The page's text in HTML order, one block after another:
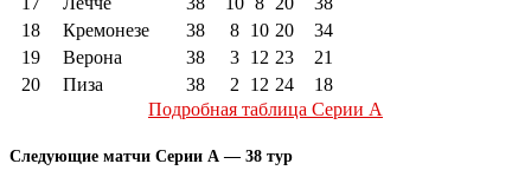
18
Кремонезе 38 8 10 20
34
19
Верона 38 3 12 23
21
20
Пиза 38 2 12 24
18
Подробная таблица Серии А
Следующие матчи Серии А — 38 тур